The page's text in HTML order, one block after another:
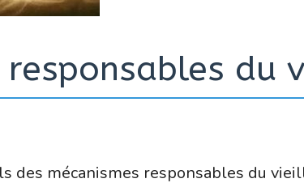
responsables du
des mécanismes responsables du